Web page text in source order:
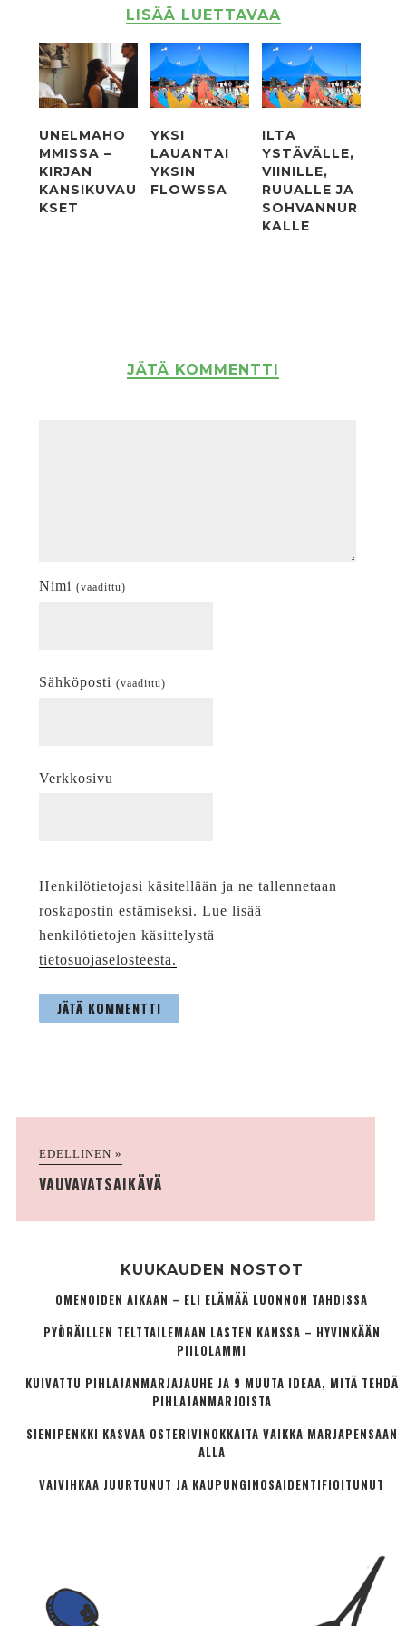
LISÄÄ LUETTAVAA
UNELMAHO
MMISSA –
KIRJAN
KANSIKUVAU
KSET
YKSI
LAUANTAI
YKSIN
FLOWSSA
ILTA
YSTÄVÄLLE,
VIINILLE,
RUUALLE JA
SOHVANNUR
KALLE
JÄTÄ KOMMENTTI
Nimi (vaadittu)
Sähköposti (vaadittu)
Verkkosivu
Henkilötietojasi käsitellään ja ne tallennetaan
roskapostin estämiseksi. Lue lisää
henkilötietojen käsittelystä
tietosuojaselosteesta.
EDELLINEN »
VAUVAVATSAIKÄVÄ
KUUKAUDEN NOSTOT
OMENOIDEN AIKAAN – ELI ELÄMÄÄ LUONNON TAHDISSA
PYÖRÄILLEN TELTTAILEMAAN LASTEN KANSSA – HYVINKÄÄN
PIILOLAMMI
KUIVATTU PIHLAJANMARJAJAUHE JA 9 MUUTA IDEAA, MITÄ TEHDÄ
PIHLAJANMARJOISTA
SIENIPENKKI KASVAA OSTERIVINOKKAITA VAIKKA MARJAPENSAAN
ALLA
VAIVIHKAA JUURTUNUT JA KAUPUNGINOSA­IDENTIFIOITUNUT